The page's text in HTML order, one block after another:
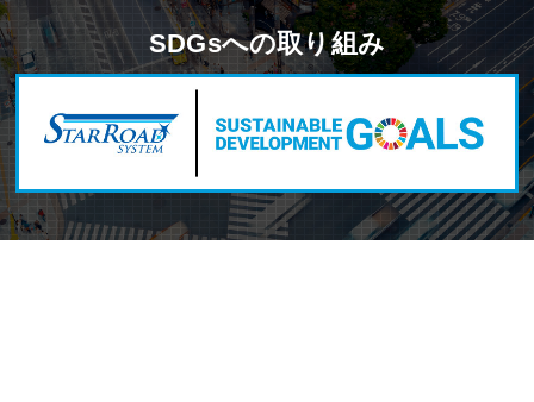
SDGsへの取り組み